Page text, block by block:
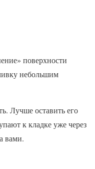
поверхности
небольшим
Лучше оставить его
к кладке уже через
вами.